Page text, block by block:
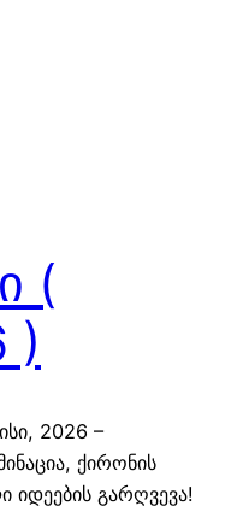
(
)
2026 –
ქირონის
იდეების გარღვევა!